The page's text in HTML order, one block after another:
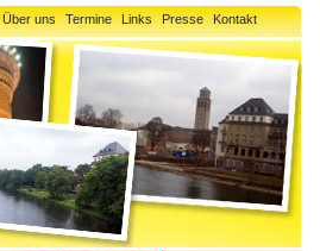
Über uns Termine Links Presse Kontakt